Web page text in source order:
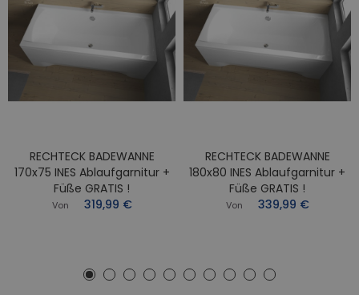
RECHTECK BADEWANNE
170x75 INES Ablaufgarnitur +
Füße GRATIS !
Von 319,99 €
RECHTECK BADEWANNE
180x80 INES Ablaufgarnitur +
Füße GRATIS !
Von 339,99 €